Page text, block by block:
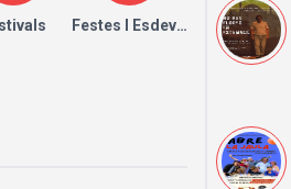
Festes I Esdeveniments